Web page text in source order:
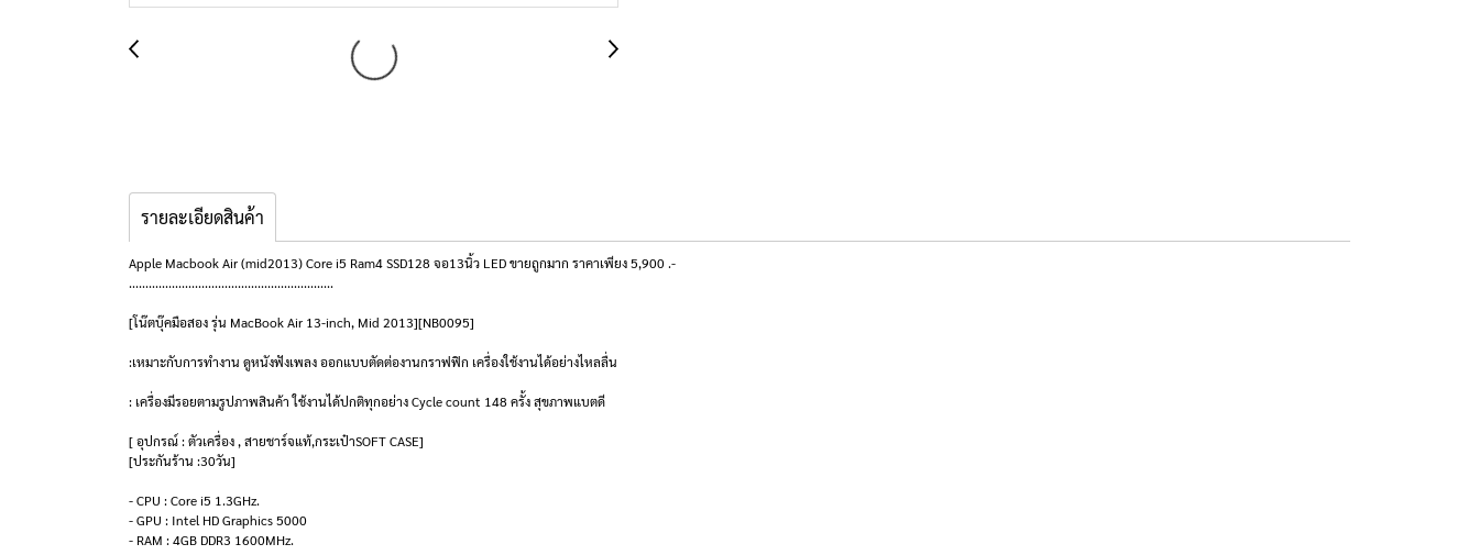
รายละเอียดสินค้า
Apple Macbook Air (mid2013) Core i5 Ram4 SSD128 จอ13นิ้ว LED ขายถูกมาก ราคาเพียง 5,900 .-
..............................................................
[โน๊ตบุ๊คมือสอง รุ่น MacBook Air 13-inch, Mid 2013][NB0095]
:เหมาะกับการทำงาน ดูหนังฟังเพลง ออกแบบตัดต่องานกราฟฟิก เครื่องใช้งานได้อย่างไหลลื่น
: เครื่องมีรอยตามรูปภาพสินค้า ใช้งานได้ปกติทุกอย่าง Cycle count 148 ครั้ง สุขภาพแบตดี
[ อุปกรณ์ : ตัวเครื่อง , สายชาร์จแท้,กระเป๋าSOFT CASE]
[ประกันร้าน :30วัน]
- CPU : Core i5 1.3GHz.
- GPU : Intel HD Graphics 5000
- RAM : 4GB DDR3 1600MHz.